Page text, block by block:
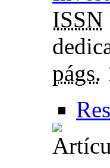
ISSN
págs.